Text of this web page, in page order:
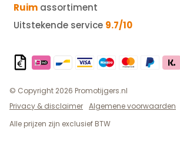
Ruim assortiment
Uitstekende service 9.7/10
© Copyright 2026 Promotijgers.nl
Privacy & disclaimer Algemene voorwaarden
Alle prijzen zijn exclusief BTW